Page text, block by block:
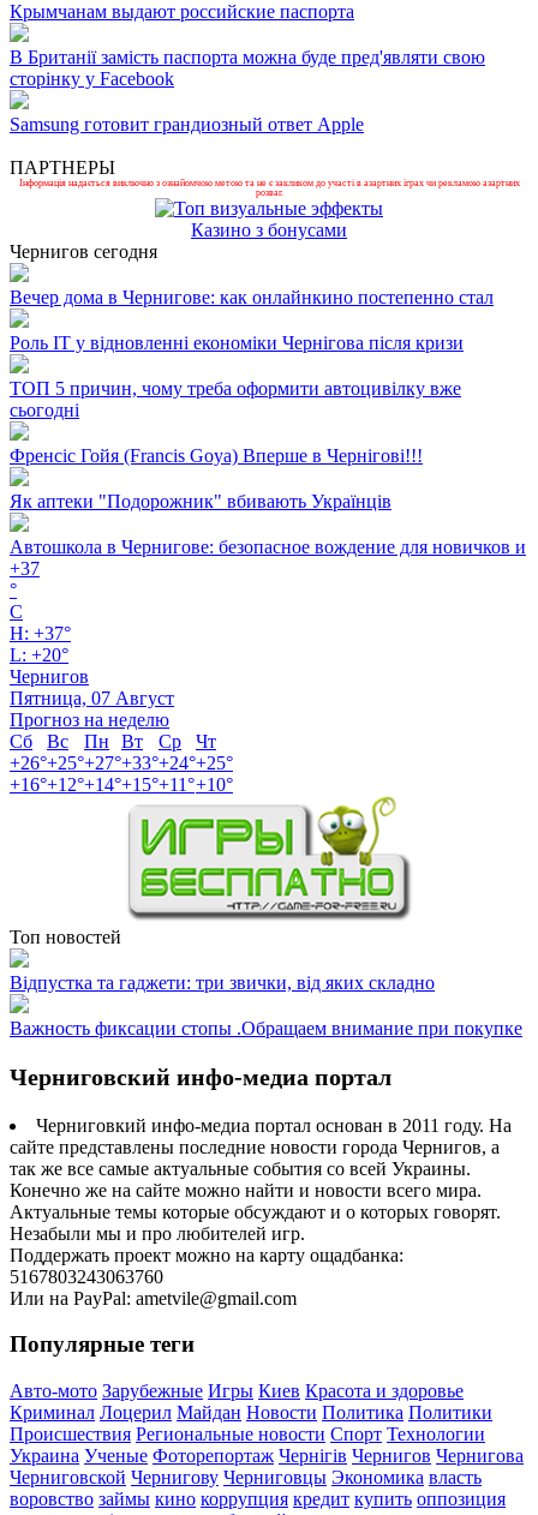
Крымчанам выдают российские паспорта
В Британії замість паспорта можна буде пред'являти свою
сторінку у Facebook
Samsung готовит грандиозный ответ Apple
ПАРТНЕРЫ
Інформація надається виключно з ознайомчою метою та не є закликом до участі в азартних іграх чи рекламою азартних
розваг.
Казино з бонусами
Чернигов сегодня
Вечер дома в Чернигове: как онлайнкино постепенно стал
Роль ІТ у відновленні економіки Чернігова після кризи
ТОП 5 причин, чому треба оформити автоцивілку вже
сьогодні
Френсіс Гойя (Francis Goya) Вперше в Чернігові!!!
Як аптеки "Подорожник" вбивають Українців
Автошкола в Чернигове: безопасное вождение для новичков и
+37
°
C
H: +37°
L: +20°
Чернигов
Пятница, 07 Август
Прогноз на неделю
Сб
Вс Пн Вт Ср
Чт
+26°+25°+27°+33°+24°+25°
+16°+12°+14°+15°+11°+10°
Топ новостей
Відпустка та гаджети: три звички, від яких складно
Важность фиксации стопы .Обращаем внимание при покупке
Черниговский инфо-медиа портал
Черниговкий инфо-медиа портал основан в 2011 году. На
сайте представлены последние новости города Чернигов, а
так же все самые актуальные события со всей Украины.
Конечно же на сайте можно найти и новости всего мира.
Актуальные темы которые обсуждают и о которых говорят.
Незабыли мы и про любителей игр.
Поддержать проект можно на карту ощадбанка:
5167803243063760
Или на PayPal: ametvile@gmail.com
Популярные теги
Авто-мото Зарубежные Игры Киев Красота и здоровье
Криминал Лоцерил Майдан Новости Политика Политики
Происшествия Региональные новости Спорт Технологии
Украина Ученые Фоторепортаж Чернігів Чернигов Чернигова
Черниговской Чернигову Черниговцы Экономика власть
воровство займы кино коррупция кредит купить оппозиция